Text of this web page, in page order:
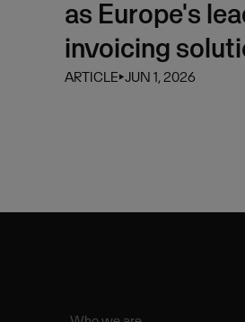
as Europe's
invoicing
ARTICLE⏵JUN 1, 2026